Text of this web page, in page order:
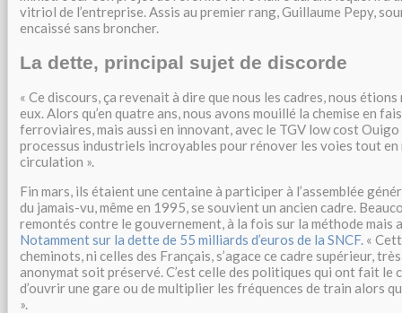
vitriol de l’entreprise. Assis au premier rang, Guillaume Pepy,
encaissé sans broncher.
La dette, principal sujet de discorde
« Ce discours, ça revenait à dire que nous les cadres, nous étions
eux. Alors qu’en quatre ans, nous avons mouillé la chemise en
ferroviaires, mais aussi en innovant, avec le TGV low cost
processus industriels incroyables pour rénover les voies tout en
circulation ».
Fin mars, ils étaient une centaine à participer à l’assemblée
du jamais-vu, même en 1995, se souvient un ancien cadre.
remontés contre le gouvernement, à la fois sur la méthode mais
Notamment sur la dette de 55 milliards d’euros de la SNCF. «
cheminots, ni celles des Français, s’agace ce cadre supérieur,
anonymat soit préservé. C’est celle des politiques qui ont fait le
d’ouvrir une gare ou de multiplier les fréquences de train alors
».